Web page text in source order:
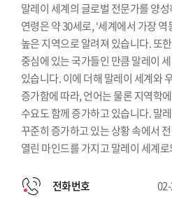
말레이 세계의 글로벌 전문가를 양
연령은 약 30세로, ‘세계에서 가장
높은 지역으로 알려져 있습니다. 또
중심에 있는 국가들인 만큼 말레이
있습니다. 이에 더해 말레이 세계와
증가함에 따라, 언어는 물론 지역학
수요도 함께 증가하고 있습니다. 말
꾸준히 증가하고 있는 상황 속에서
열린 마인드를 가지고 말레이 세계
전화번호